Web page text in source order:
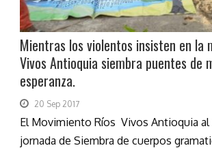
Mientras los violentos insisten en la
Vivos Antioquia siembra puentes de
esperanza.
20 Sep 2017
El Movimiento Ríos Vivos Antioquia
jornada de Siembra de cuerpos